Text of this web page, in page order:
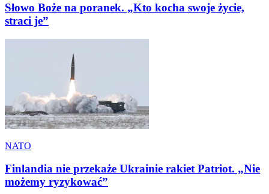
Słowo Boże na poranek. „Kto kocha swoje życie,
straci je”
NATO
Finlandia nie przekaże Ukrainie rakiet Patriot. „Nie
możemy ryzykować”